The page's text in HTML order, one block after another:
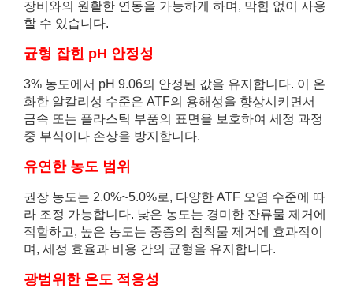
장비와의 원활한 연동을 가능하게 하며, 막힘 없이 사용
할 수 있습니다.
균형 잡힌 pH 안정성
3% 농도에서 pH 9.06의 안정된 값을 유지합니다. 이 온
화한 알칼리성 수준은 ATF의 용해성을 향상시키면서
금속 또는 플라스틱 부품의 표면을 보호하여 세정 과정
중 부식이나 손상을 방지합니다.
유연한 농도 범위
권장 농도는 2.0%~5.0%로, 다양한 ATF 오염 수준에 따
라 조정 가능합니다. 낮은 농도는 경미한 잔류물 제거에
적합하고, 높은 농도는 중증의 침착물 제거에 효과적이
며, 세정 효율과 비용 간의 균형을 유지합니다.
광범위한 온도 적응성